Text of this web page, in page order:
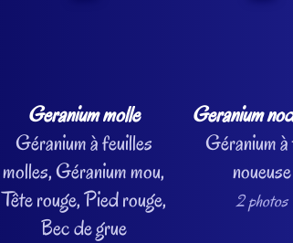
Geranium molle
Géranium à feuilles
molles, Géranium mou,
Tête rouge, Pied rouge,
Bec de grue
Geranium
Géranium
noueuse
2 photos